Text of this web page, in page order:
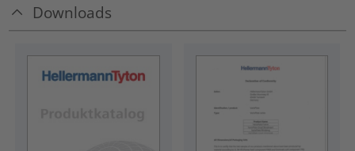
Downloads